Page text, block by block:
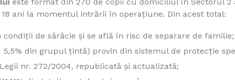
ani la momentul intrării în operațiune. Din acest total:
de sărăcie și se află în risc de separare de familie;
din grupul țintă) provin din sistemul de protecție
nr. 272/2004, republicată și actualizată;